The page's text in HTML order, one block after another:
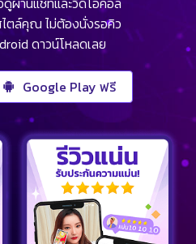
ตล์คุณ ไม่ต้องนั่งรอคิว
ดาวน์โหลดเลย
Google Play ฟรี